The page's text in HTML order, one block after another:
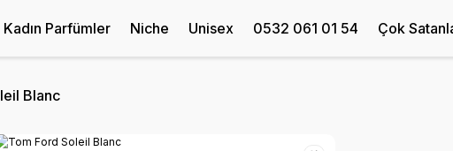
Kadın Parfümler Niche Unisex 0532 061 01 54 Çok
Blanc